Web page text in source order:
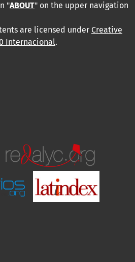
"ABOUT" on the upper navigation
are licensed under Creative
Internacional.